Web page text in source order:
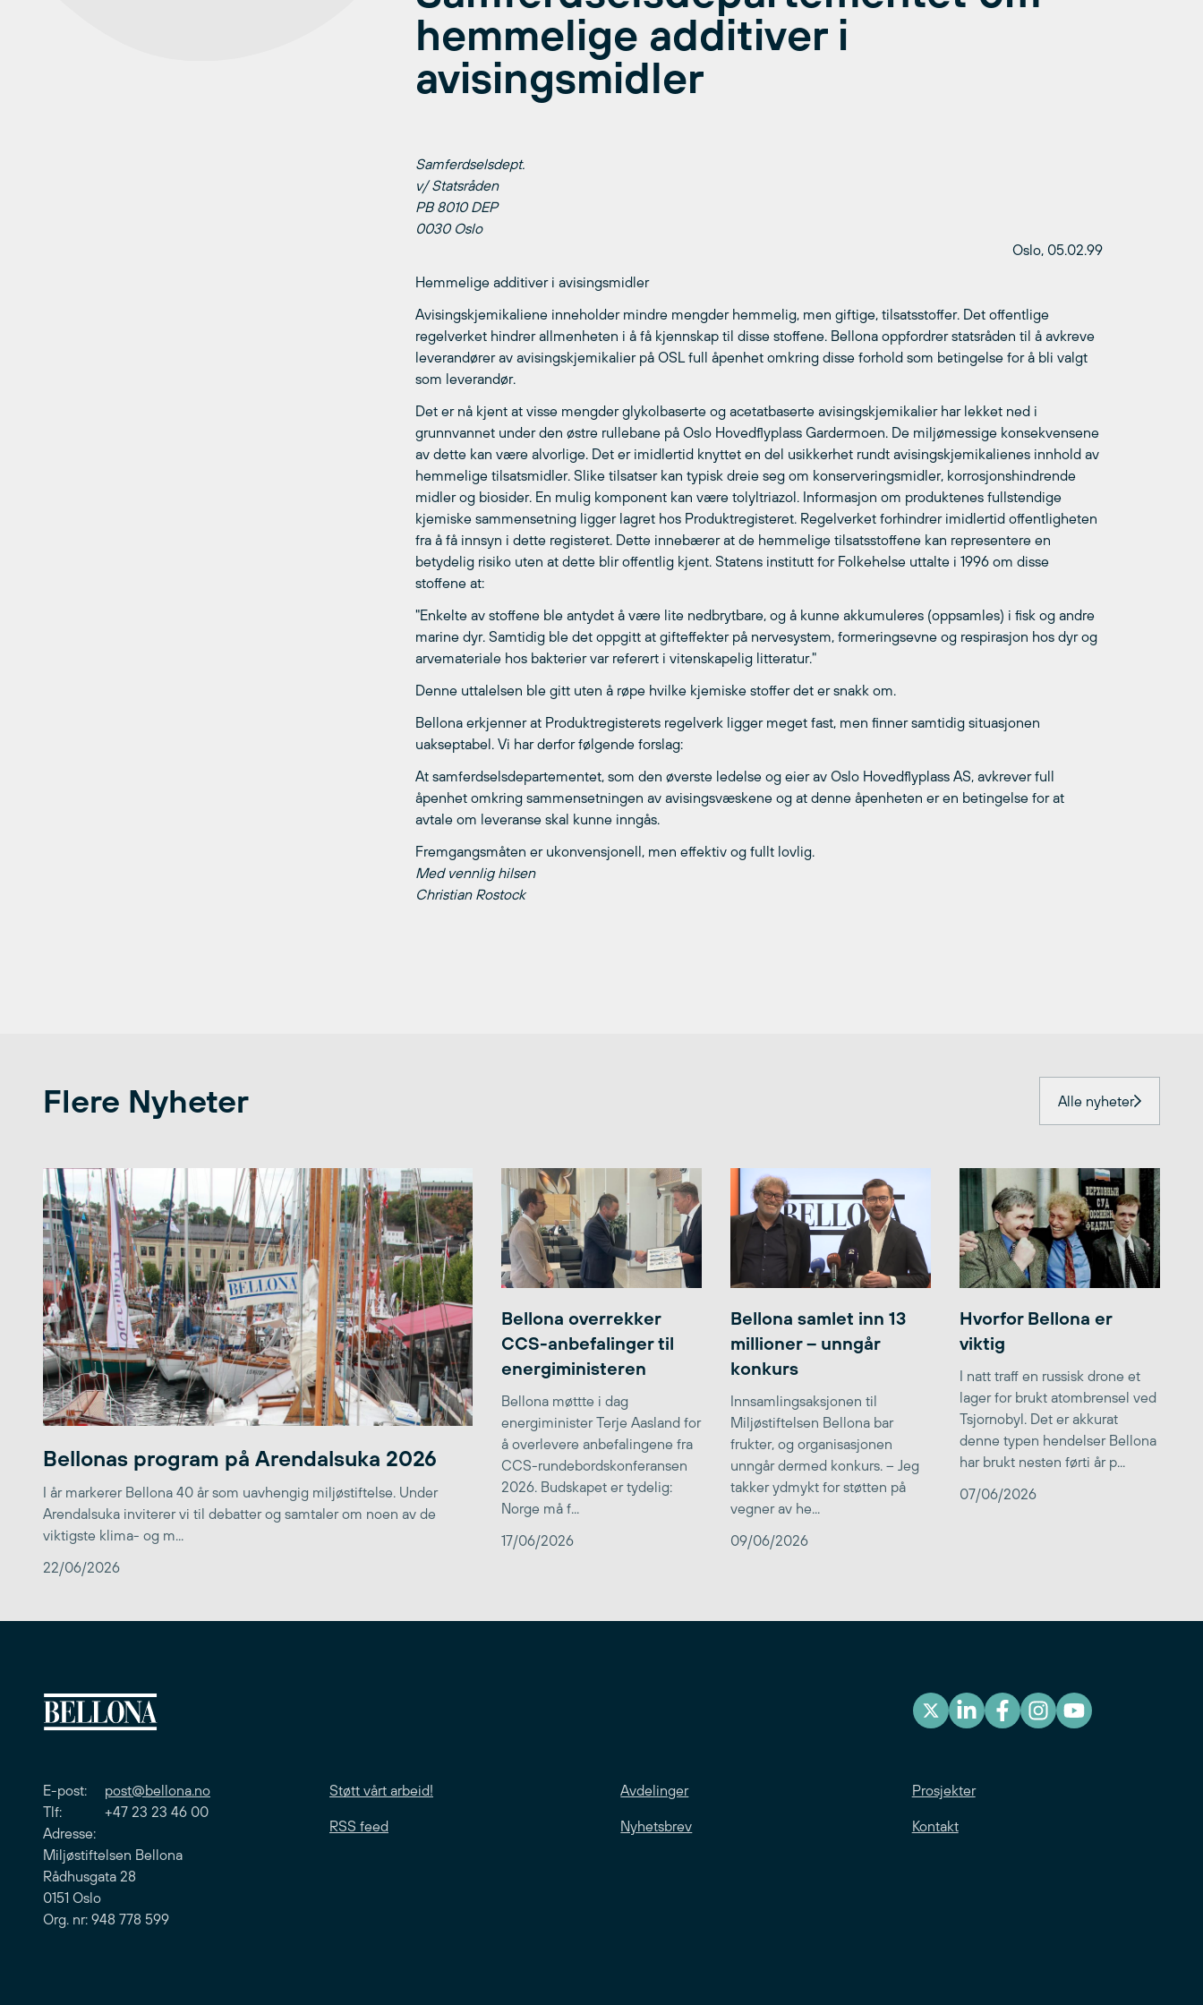
hemmelige additiver i
avisingsmidler
Samferdselsdept.
v/ Statsråden
PB 8010 DEP
0030 Oslo
Oslo, 05.02.99
Hemmelige additiver i avisingsmidler
Avisingskjemikaliene inneholder mindre mengder hemmelig, men giftige, tilsatsstoffer. Det offentlige
regelverket hindrer allmenheten i å få kjennskap til disse stoffene. Bellona oppfordrer statsråden til å avkreve
leverandører av avisingskjemikalier på OSL full åpenhet omkring disse forhold som betingelse for å bli valgt
som leverandør.
Det er nå kjent at visse mengder glykolbaserte og acetatbaserte avisingskjemikalier har lekket ned i
grunnvannet under den østre rullebane på Oslo Hovedflyplass Gardermoen. De miljømessige konsekvensene
av dette kan være alvorlige. Det er imidlertid knyttet en del usikkerhet rundt avisingskjemikalienes innhold av
hemmelige tilsatsmidler. Slike tilsatser kan typisk dreie seg om konserveringsmidler, korrosjonshindrende
midler og biosider. En mulig komponent kan være tolyltriazol. Informasjon om produktenes fullstendige
kjemiske sammensetning ligger lagret hos Produktregisteret. Regelverket forhindrer imidlertid offentligheten
fra å få innsyn i dette registeret. Dette innebærer at de hemmelige tilsatsstoffene kan representere en
betydelig risiko uten at dette blir offentlig kjent. Statens institutt for Folkehelse uttalte i 1996 om disse
stoffene at:
"Enkelte av stoffene ble antydet å være lite nedbrytbare, og å kunne akkumuleres (oppsamles) i fisk og andre
marine dyr. Samtidig ble det oppgitt at gifteffekter på nervesystem, formeringsevne og respirasjon hos dyr og
arvemateriale hos bakterier var referert i vitenskapelig litteratur."
Denne uttalelsen ble gitt uten å røpe hvilke kjemiske stoffer det er snakk om.
Bellona erkjenner at Produktregisterets regelverk ligger meget fast, men finner samtidig situasjonen
uakseptabel. Vi har derfor følgende forslag:
At samferdselsdepartementet, som den øverste ledelse og eier av Oslo Hovedflyplass AS, avkrever full
åpenhet omkring sammensetningen av avisingsvæskene og at denne åpenheten er en betingelse for at
avtale om leveranse skal kunne inngås.
Fremgangsmåten er ukonvensjonell, men effektiv og fullt lovlig.
Med vennlig hilsen
Christian Rostock
Flere Nyheter Alle nyheter
Bellonas program på Arendalsuka 2026
I år markerer Bellona 40 år som uavhengig miljøstiftelse. Under
Arendalsuka inviterer vi til debatter og samtaler om noen av de
viktigste klima- og m...
22/06/2026
Bellona overrekker
CCS-anbefalinger til
energiministeren
Bellona møttte i dag
energiminister Terje Aasland for
å overlevere anbefalingene fra
CCS-rundebordskonferansen
2026. Budskapet er tydelig:
Norge må f...
17/06/2026
Bellona samlet inn 13
millioner – unngår
konkurs
Innsamlingsaksjonen til
Miljøstiftelsen Bellona bar
frukter, og organisasjonen
unngår dermed konkurs. – Jeg
takker ydmykt for støtten på
vegner av he...
09/06/2026
Hvorfor Bellona er
viktig
I natt traff en russisk drone et
lager for brukt atombrensel ved
Tsjornobyl. Det er akkurat
denne typen hendelser Bellona
har brukt nesten førti år p...
07/06/2026
E-post: post@bellona.no
Tlf: +47 23 23 46 00
Adresse:
Miljøstiftelsen Bellona
Rådhusgata 28
0151 Oslo
Org. nr: 948 778 599
Støtt vårt arbeid! Avdelinger Prosjekter
RSS feed Nyhetsbrev Kontakt